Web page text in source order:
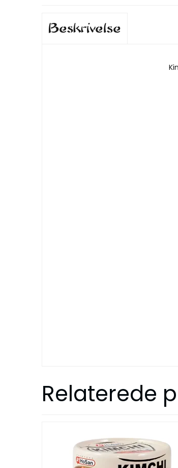
Beskrivelse
Relaterede